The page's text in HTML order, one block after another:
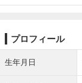
プロフィール
生年月日